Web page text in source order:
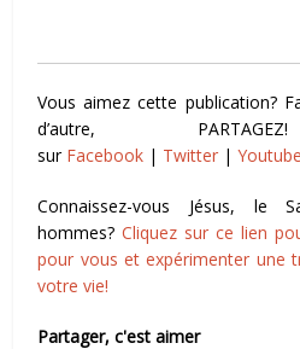
Vous aimez cette publication?
d’autre,
sur Facebook | Twitter |Youtube
Connaissez-vous Jésus, le
hommes?Cliquez sur ce lien
pour vous et expérimenter une
votre vie!
Partager, c'est aimer